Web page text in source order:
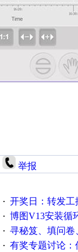
举报
· 开奖日：转发工控速派
· 博图V13安装循环重启
· 寻秘笈、填问卷
· 有奖专题讨论：伺服选择